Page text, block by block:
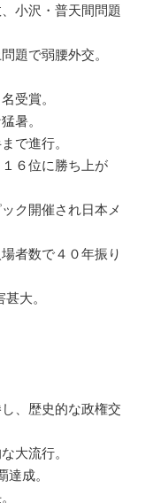
沢・普天間問題
で弱腰外交。
受賞。
暑。
で進行。
６位に勝ち上が
開催され日本メ
数で４０年振り
大。
歴史的な政権交
流行。
成。